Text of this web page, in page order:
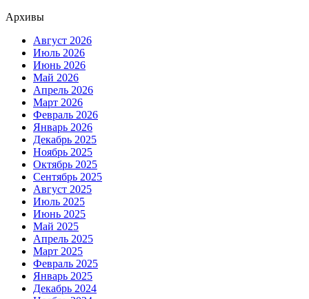
Архивы
Август 2026
Июль 2026
Июнь 2026
Май 2026
Апрель 2026
Март 2026
Февраль 2026
Январь 2026
Декабрь 2025
Ноябрь 2025
Октябрь 2025
Сентябрь 2025
Август 2025
Июль 2025
Июнь 2025
Май 2025
Апрель 2025
Март 2025
Февраль 2025
Январь 2025
Декабрь 2024